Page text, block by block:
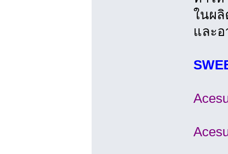
ในผ
และ